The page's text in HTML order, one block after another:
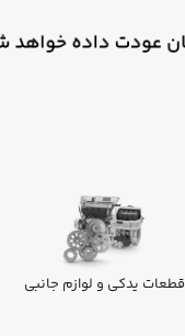
قطعات یدکی و لوازم جانبی